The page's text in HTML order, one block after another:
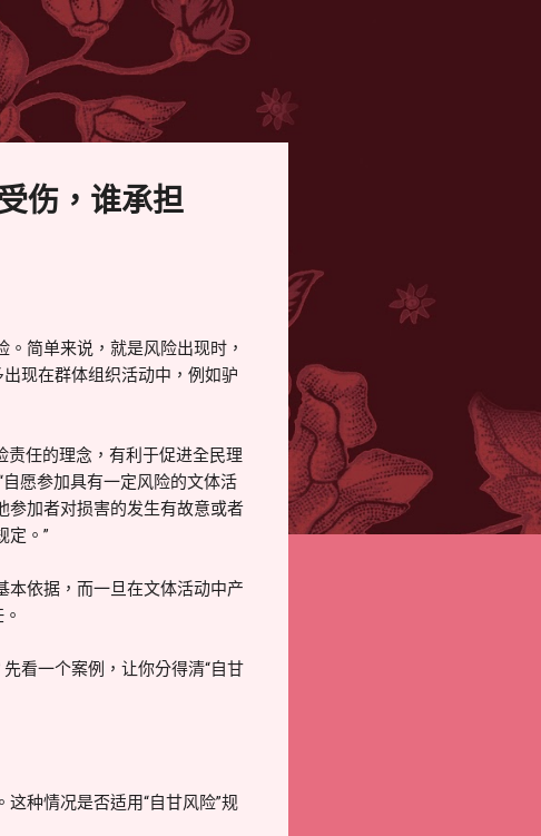
伤，谁承担
简单来说，就是风险出现时，
现在群体组织活动中，例如驴
责任的理念，有利于促进全民理
愿参加具有一定风险的文体活
参加者对损害的发生有故意或者
定。”
本依据，而一旦在文体活动中产
看一个案例，让你分得清“自甘
种情况是否适用“自甘风险”规